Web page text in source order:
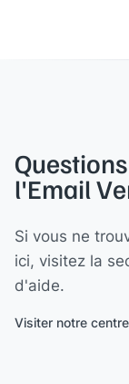
l'Email
Si vous ne
ici, visitez la
d'aide.
Visiter notre